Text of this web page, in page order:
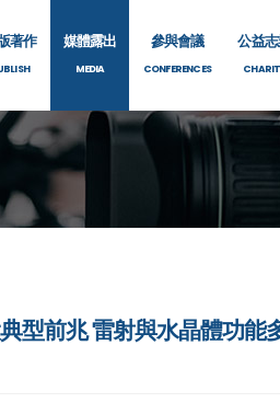
著作 媒體露出
MEDIA
參與會議
CONFERENCES
公益
型前兆 雷射與水晶體功能